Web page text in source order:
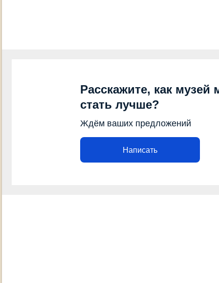
Расскажите, как музей
стать лучше?
Ждём ваших предложений
Написать